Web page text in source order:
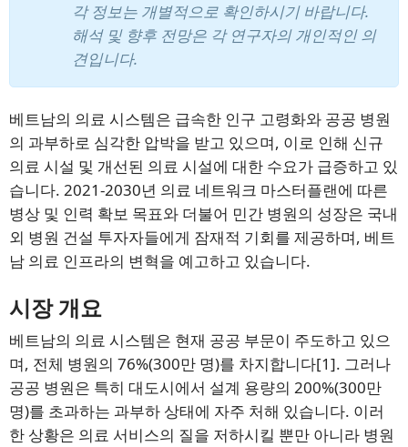
각 정보는 개별적으로 확인하시기 바랍니다.
해석 및 향후 전망은 각 연구자의 개인적인 의
견입니다.
베트남의 의료 시스템은 급속한 인구 고령화와 공공 병원
의 과부하로 심각한 압박을 받고 있으며, 이로 인해 신규
의료 시설 및 개선된 의료 시설에 대한 수요가 급증하고 있
습니다. 2021-2030년 의료 네트워크 마스터플랜에 따른
병상 및 인력 확보 목표와 더불어 민간 병원의 성장은 국내
외 병원 건설 투자자들에게 잠재적 기회를 제공하며, 베트
남 의료 인프라의 변혁을 예고하고 있습니다.
시장 개요
베트남의 의료 시스템은 현재 공공 부문이 주도하고 있으
며, 전체 병원의 76%(300만 명)를 차지합니다[1]. 그러나
공공 병원은 특히 대도시에서 설계 용량의 200%(300만
명)를 초과하는 과부하 상태에 자주 처해 있습니다. 이러
한 상황은 의료 서비스의 질을 저하시킬 뿐만 아니라 병원